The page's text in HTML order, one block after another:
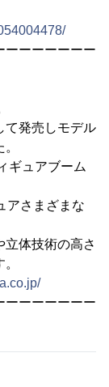
ーーーーーーー
て発売しモデル
ギュアブーム
アさまざまな
体技術の高さ
ーーーーーーー